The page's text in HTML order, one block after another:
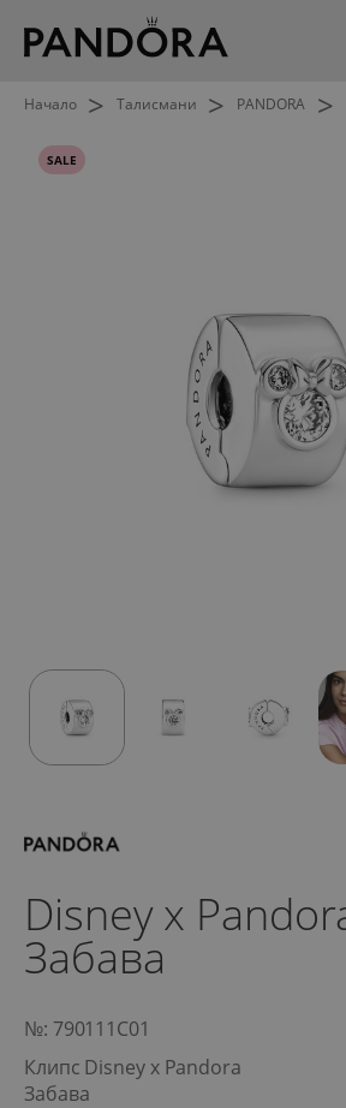
Начало > Талисмани > PANDORA >
SALE
Disney x
Забава
№: 790111C01
Клипс Disney x Pandora
Забава